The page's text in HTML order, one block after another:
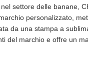
settore delle banane,
personalizzato,
da una stampa a
del marchio e offre un